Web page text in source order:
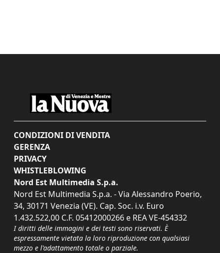
CONDIZIONI DI VENDITA
GERENZA
PRIVACY
WHISTLEBLOWING
Nord Est Multimedia S.p.a.
Nord Est Multimedia S.p.a. - Via Alessandro Poerio,
34, 30171 Venezia (VE). Cap. Soc. i.v. Euro
1.432.522,00 C.F. 05412000266 e REA VE-454332
I diritti delle immagini e dei testi sono riservati. È
espressamente vietata la loro riproduzione con qualsiasi
mezzo e l'adattamento totale o parziale.